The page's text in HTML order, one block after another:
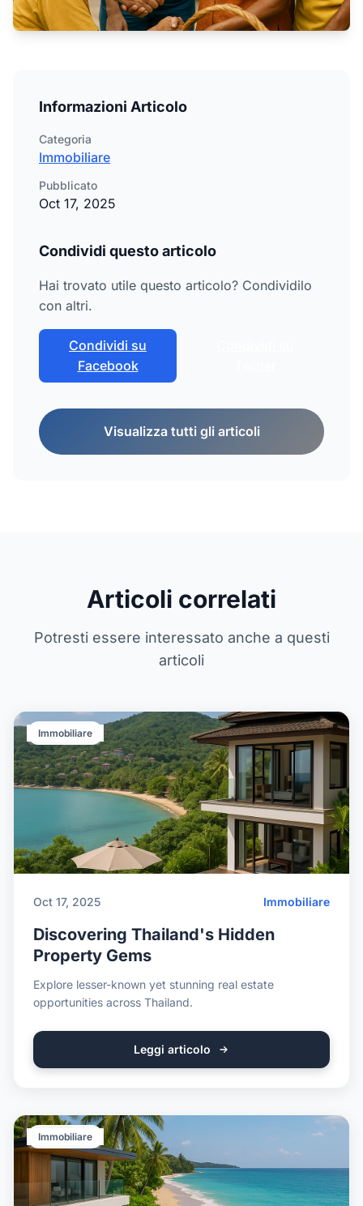
Informazioni Articolo
Categoria
Immobiliare
Pubblicato
Oct 17, 2025
Condividi questo articolo
Hai trovato utile questo articolo? Condividilo
con altri.
Condividi su
Facebook
Visualizza tutti gli articoli
Articoli correlati
Potresti essere interessato anche a questi
articoli
Immobiliare
Oct 17, 2025 Immobiliare
Discovering Thailand's Hidden
Property Gems
Explore lesser-known yet stunning real estate
opportunities across Thailand.
Leggi articolo
Immobiliare